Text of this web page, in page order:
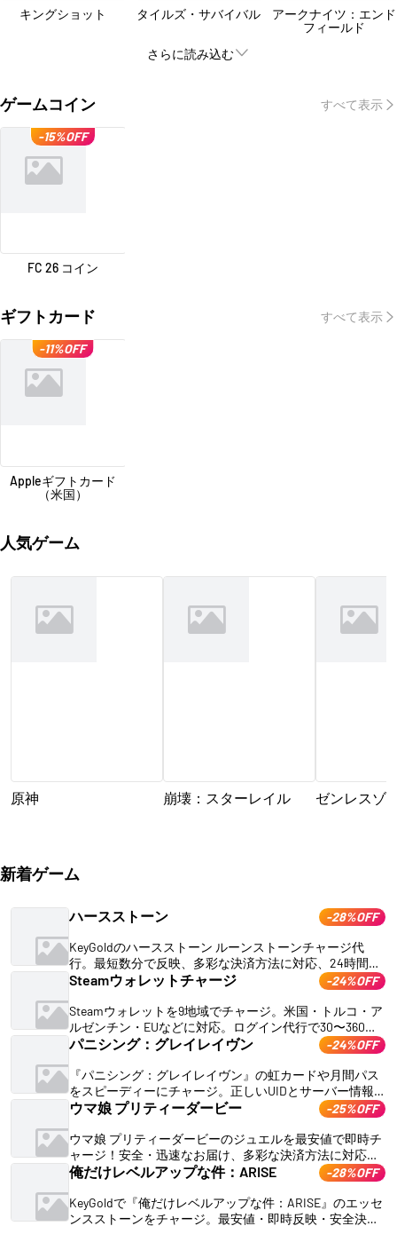
キングショット タイルズ・サバイバル
アークナイツ：エンド
フィールド
さらに読み込む
ゲームコイン すべて表示
-15%OFF
FC 26 コイン
ギフトカード すべて表示
-11%OFF
Appleギフトカード
（米国）
人気ゲーム
原神 崩壊：スターレイル ゼンレスゾ
新着ゲーム
ハースストーン
-28%OFF
KeyGoldのハースストーン ルーンストーンチャージ代
行。最短数分で反映、多彩な決済方法に対応、24時間サ
ポートで安心してご利用いただけます。
Steamウォレットチャージ
-24%OFF
Steamウォレットを9地域でチャージ。米国・トルコ・ア
ルゼンチン・EUなどに対応。ログイン代行で30〜360分
に反映、24時間サポート。
パニシング：グレイレイヴン
-24%OFF
『パニシング：グレイレイヴン』の虹カードや月間パス
をスピーディーにチャージ。正しいUIDとサーバー情報を
入力するだけで安全に購入できます。
ウマ娘 プリティーダービー
-25%OFF
ウマ娘 プリティーダービーのジュエルを最安値で即時チ
ャージ！安全・迅速なお届け、多彩な決済方法に対応。
今すぐお得にジュエルを購入しよう！
俺だけレベルアップな件：ARISE
-28%OFF
KeyGoldで『俺だけレベルアップな件：ARISE』のエッセ
ンスストーンをチャージ。最安値・即時反映・安全決